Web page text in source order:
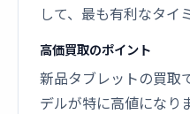
して、最も有利なタイ
高価買取のポイント
新品タブレットの買取
デルが特に高値になり